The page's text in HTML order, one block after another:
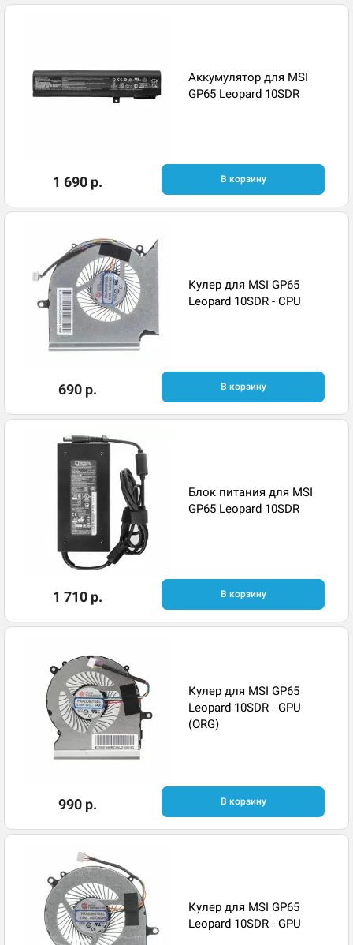
Аккумулятор для MSI
GP65 Leopard 10SDR
1 690 р. В корзину
Кулер для MSI GP65
Leopard 10SDR - CPU
690 р. В корзину
Блок питания для MSI
GP65 Leopard 10SDR
1 710 р. В корзину
Кулер для MSI GP65
Leopard 10SDR - GPU
(ORG)
990 р. В корзину
Кулер для MSI GP65
Leopard 10SDR - GPU